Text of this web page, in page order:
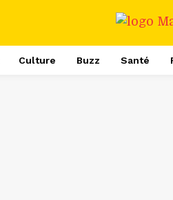
Culture Buzz Santé